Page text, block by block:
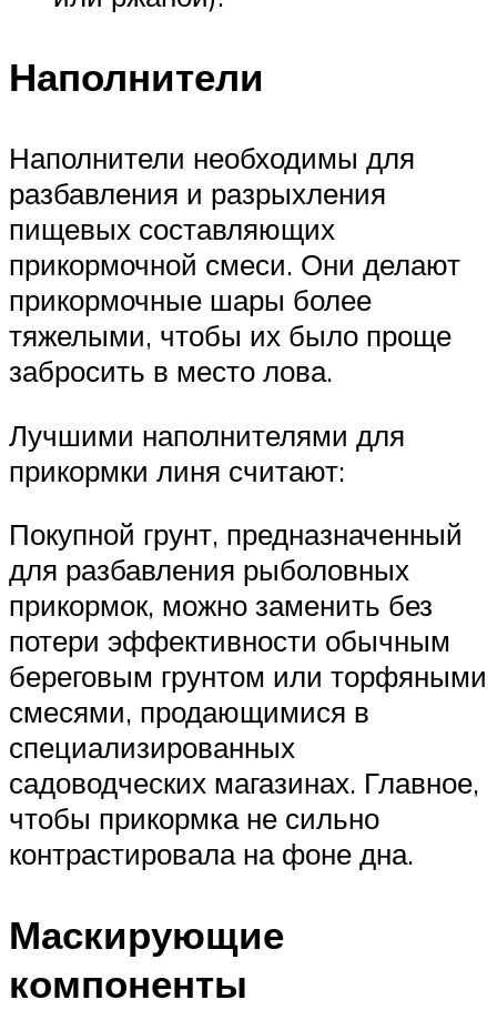
Наполнители
Наполнители необходимы для
разбавления и разрыхления
пищевых составляющих
прикормочной смеси. Они делают
прикормочные шары более
тяжелыми, чтобы их было проще
забросить в место лова.
Лучшими наполнителями для
прикормки линя считают:
Покупной грунт, предназначенный
для разбавления рыболовных
прикормок, можно заменить без
потери эффективности обычным
береговым грунтом или торфяными
смесями, продающимися в
специализированных
садоводческих магазинах. Главное,
чтобы прикормка не сильно
контрастировала на фоне дна.
Маскирующие
компоненты